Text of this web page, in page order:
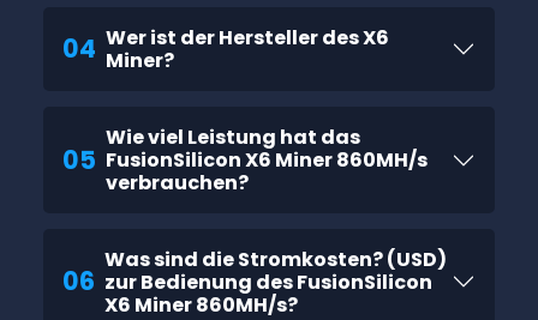
04 Wer ist der Hersteller des X6
Miner?
05
Wie viel Leistung hat das
FusionSilicon X6 Miner 860MH/s
verbrauchen?
06
Was sind die Stromkosten? (USD)
zur Bedienung des FusionSilicon
X6 Miner 860MH/s?